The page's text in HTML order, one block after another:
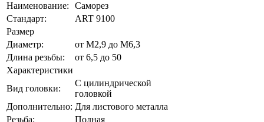
Наименование:
Саморез
Стандарт:
ART 9100
Размер
Диаметр:
от М2,9 до М6,3
Длина резьбы:
от 6,5 до 50
Характеристики
Вид головки:
С цилиндрической
головкой
Дополнительно: Для листового металла
Резьба:
Полная